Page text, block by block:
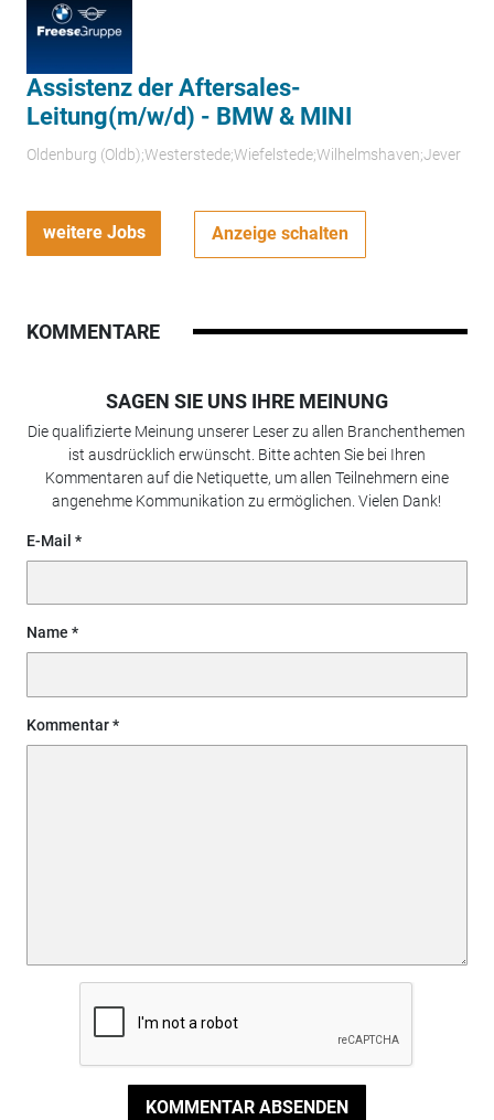
Assistenz der Aftersales-
Leitung(m/w/d) - BMW & MINI
Oldenburg (Oldb);Westerstede;Wiefelstede;Wilhelmshaven;Jever
weitere Jobs Anzeige schalten
KOMMENTARE
SAGEN SIE UNS IHRE MEINUNG
Die qualifizierte Meinung unserer Leser zu allen Branchenthemen
ist ausdrücklich erwünscht. Bitte achten Sie bei Ihren
Kommentaren auf die Netiquette, um allen Teilnehmern eine
angenehme Kommunikation zu ermöglichen. Vielen Dank!
E-Mail
Name
Kommentar
KOMMENTAR ABSENDEN